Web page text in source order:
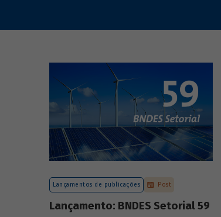
Lançamentos de publicações Post
Lançamento: BNDES Setorial 59